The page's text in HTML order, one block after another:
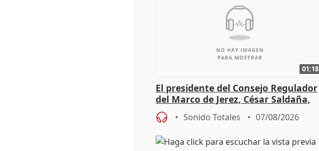
01:18
El presidente del Consejo Regulador
del Marco de Jerez, César Saldaña,
sobre exportaciones
Sonido Totales 07/08/2026